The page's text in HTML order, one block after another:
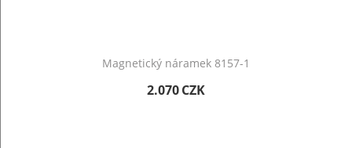
Magnetický náramek 8157-1
2.070CZK